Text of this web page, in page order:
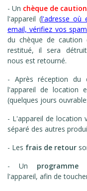
- Un chèque de caution
l'appareil (l'adresse où
email, vérifiez vos
du chèque de caution
restitué, il sera
nous est retourné.
- Après réception du
l'appareil de location
(quelques jours
- L'appareil de location
séparé des autres
- Les frais de retour
- Un programme
l'appareil, afin de